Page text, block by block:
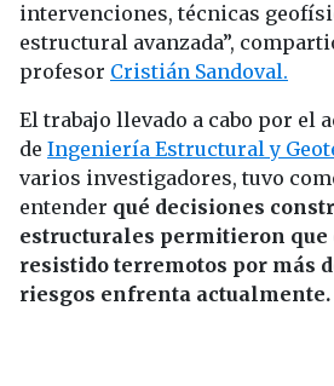
intervenciones, técnicas
estructural avanzada”,
profesor Cristián Sandoval.
El trabajo llevado a cabo por el
de Ingeniería Estructural y
varios investigadores, tuvo
entender qué decisiones
estructurales permitieron que
resistido terremotos por más
riesgos enfrenta actualmente.